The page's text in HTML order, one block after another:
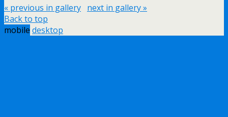
« previous in gallery next in gallery »
Back to top
mobile desktop